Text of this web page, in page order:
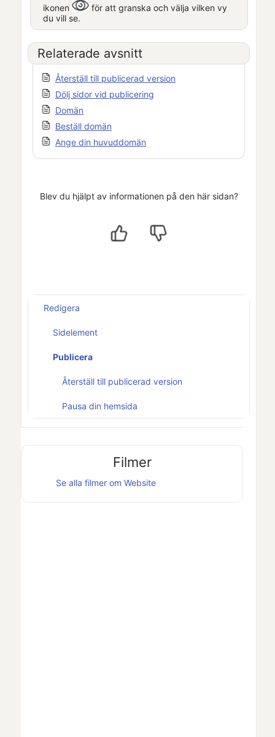
ikonen
för att granska och välja vilken vy
du vill se.
Relaterade avsnitt
Återställ till publicerad version
Dölj sidor vid publicering
Domän
Beställ domän
Ange din huvuddomän
Blev du hjälpt av informationen på den här sidan?
Redigera
Sidelement
Publicera
Återställ till publicerad version
Pausa din hemsida
Filmer
Se alla filmer om Website